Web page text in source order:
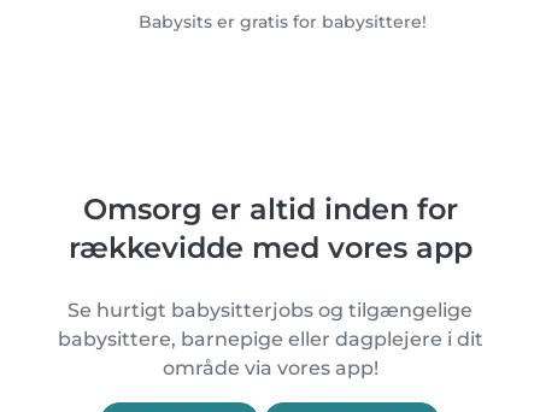
Babysits er gratis for babysittere!
Omsorg er altid inden for
rækkevidde med vores app
Se hurtigt babysitterjobs og tilgængelige
babysittere, barnepige eller dagplejere i dit
område via vores app!